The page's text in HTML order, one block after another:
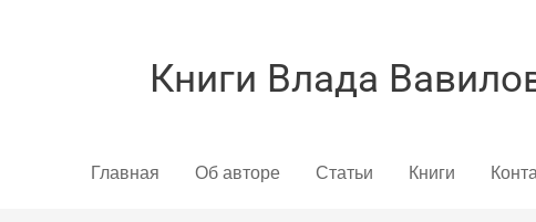
Книги Влада
Главная Об авторе Статьи Книги